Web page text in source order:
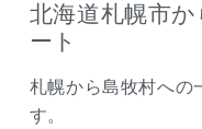
北海道札幌市
ート
札幌から島牧村への
す。